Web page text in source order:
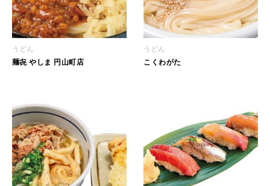
うどん
麺㐂 やしま 円山町店
うどん
こくわがた